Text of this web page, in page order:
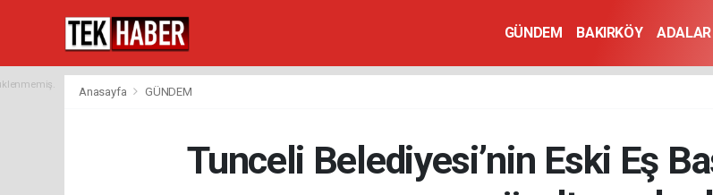
GÜNDEM BAKIRKÖY ADALAR
Anasayfa GÜNDEM
Tunceli Belediyesi’nin Eski Eş